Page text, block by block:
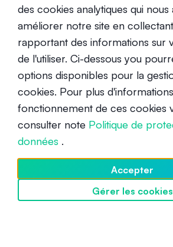
Qu’est-ce que Solana
Débutant 7 avril 2022
des cookies analytiques qui nous
améliorer notre site en
rapportant des informations sur
de l'utiliser. Ci-dessous you
options disponibles pour la
cookies. Pour plus
fonctionnement de ces cookies
consulter note Politique de
données .
Accepter
Gérer les cookies
Découvrir